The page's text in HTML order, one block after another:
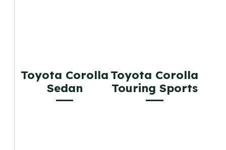
Toyota Corolla
Sedan
Toyota Corolla
Touring Sports